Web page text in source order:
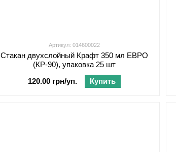
Артикул: 014600022
Стакан двухслойный Крафт 350 мл ЕВРО
(КР-90), упаковка 25 шт
120.00 грн/уп.
Купить